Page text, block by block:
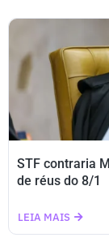
STF contraria
de réus do 8/1
LEIA MAIS